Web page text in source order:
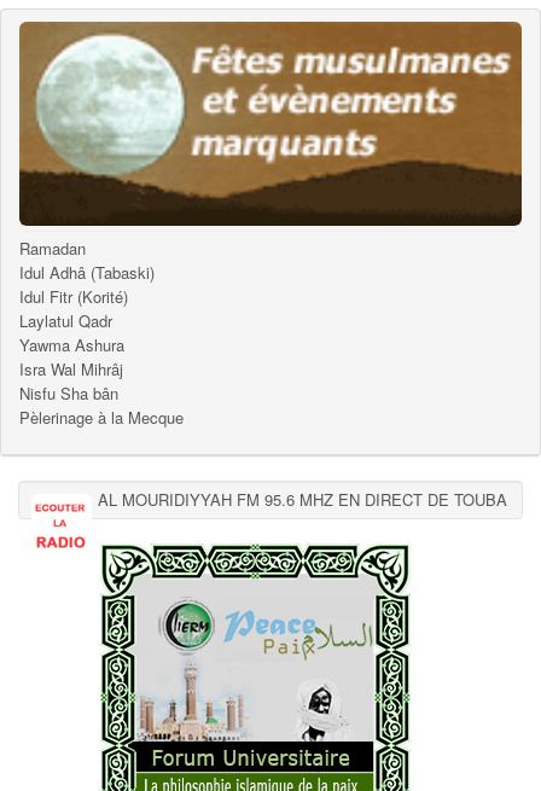
Ramadan
Idul Adhâ (Tabaski)
Idul Fitr (Korité)
Laylatul Qadr
Yawma Ashura
Isra Wal Mihrâj
Nisfu Sha bân
Pèlerinage à la Mecque
AL MOURIDIYYAH FM 95.6 MHZ EN DIRECT DE TOUBA